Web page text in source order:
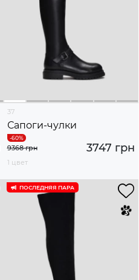
37
Сапоги-чулки
3747 грн
9368 грн
1 цвет
ПОСЛЕДНЯЯ ПАРА